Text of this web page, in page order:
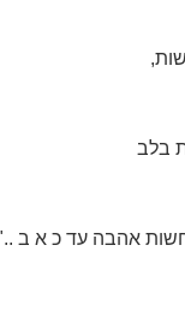
בלב
אהבה עד כ א ב